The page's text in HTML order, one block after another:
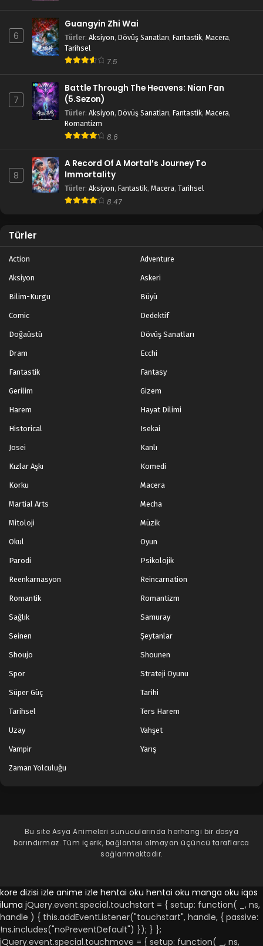
6
Guangyin Zhi Wai
Türler: Aksiyon, Dövüş Sanatları, Fantastik, Macera,
Tarihsel
7.5
7
Battle Through The Heavens: Nian Fan
(5.Sezon)
Türler: Aksiyon, Dövüş Sanatları, Fantastik, Macera,
Romantizm
8.6
8
A Record Of A Mortal’s Journey To
Immortality
Türler: Aksiyon, Fantastik, Macera, Tarihsel
8.47
Türler
Action Adventure
Aksiyon Askeri
Bilim-Kurgu Büyü
Comic Dedektif
Doğaüstü Dövüş Sanatları
Dram Ecchi
Fantastik Fantasy
Gerilim Gizem
Harem Hayat Dilimi
Historical Isekai
Josei Kanlı
Kızlar Aşkı Komedi
Korku Macera
Martial Arts Mecha
Mitoloji Müzik
Okul Oyun
Parodi Psikolojik
Reenkarnasyon Reincarnation
Romantik Romantizm
Sağlık Samuray
Seinen Şeytanlar
Shoujo Shounen
Spor Strateji Oyunu
Süper Güç Tarihi
Tarihsel Ters Harem
Uzay Vahşet
Vampir Yarış
Zaman Yolculuğu
Bu site Asya Animeleri sunucularında herhangi bir dosya
barındırmaz. Tüm içerik, bağlantısı olmayan üçüncü taraflarca
sağlanmaktadır.
kore dizisi izle anime izle hentai oku hentai oku manga oku iqos
iluma jQuery.event.special.touchstart = { setup: function( _, ns,
handle ) { this.addEventListener("touchstart", handle, { passive:
!ns.includes("noPreventDefault") }); } };
jQuery.event.special.touchmove = { setup: function( _, ns,